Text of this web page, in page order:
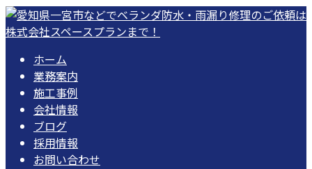
ホーム
業務案内
施工事例
会社情報
ブログ
採用情報
お問い合わせ